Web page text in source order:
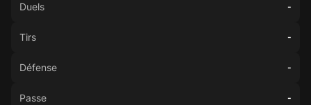
Duels -
Tirs -
Défense -
Passe -